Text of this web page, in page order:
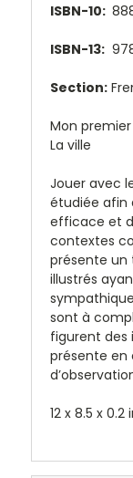
ISBN-10:
ISBN-13:
Section:
Mon
La ville
Jouer avec
étudiée afin
efficace et
contextes
présente
illustrés
sont à
figurent des
présente
12 x 8.5 x 0.2